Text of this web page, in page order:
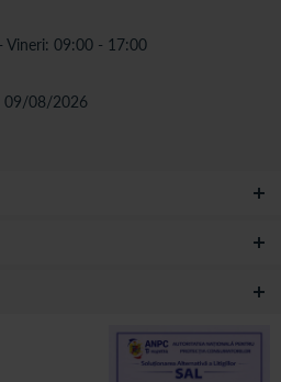
Vineri: 09:00 - 17:00
09/08/2026